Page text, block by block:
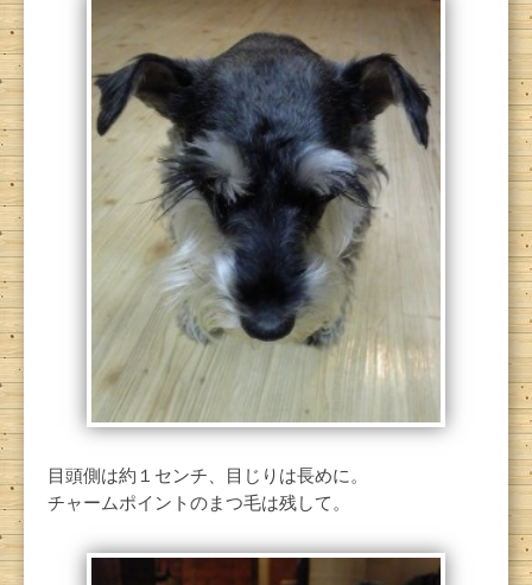
目頭側は約１センチ、目じりは長めに。
チャームポイントのまつ毛は残して。